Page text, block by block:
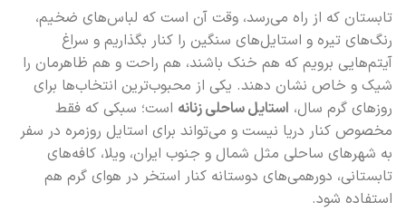
تابستان که از راه می‌رسد، وقت آن است که لباس‌های ضخیم،
رنگ‌های تیره و استایل‌های سنگین را کنار بگذاریم و سراغ
آیتم‌هایی برویم که هم خنک باشند، هم راحت و هم ظاهرمان را
شیک و خاص نشان دهند. یکی از محبوب‌ترین انتخاب‌ها برای
روزهای گرم سال، استایل ساحلی زنانهاست؛ سبکی که فقط
مخصوص کنار دریا نیست و می‌تواند برای استایل روزمره در سفر
به شهرهای ساحلی مثل شمال و جنوب ایران، ویلا، کافه‌های
تابستانی، دورهمی‌های دوستانه کنار استخر در هوای گرم هم
استفاده شود.